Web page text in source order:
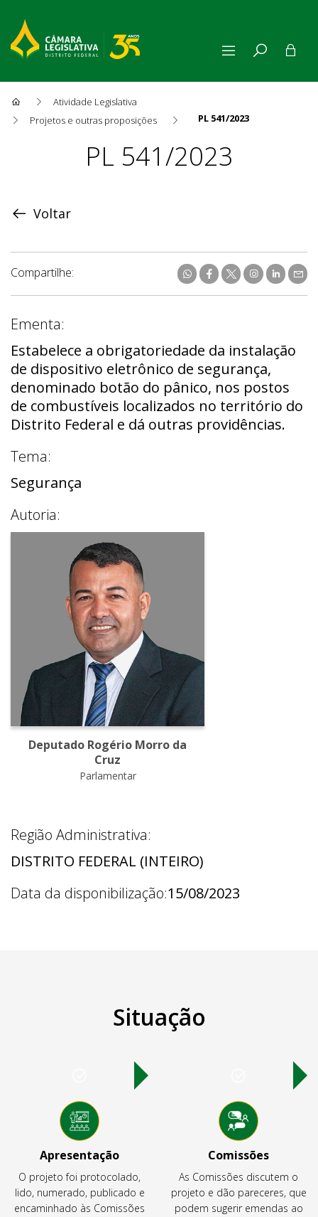
Atividade Legislativa
Projetos e outras proposições
PL 541/2023
ProposiçãoPL 541/2023
Voltar
Compartilhe:
Ementa:
Estabelece a obrigatoriedade da instalação
de dispositivo eletrônico de segurança,
denominado botão do pânico, nos postos
de combustíveis localizados no território do
Distrito Federal e dá outras providências.
Tema:
Segurança
Autoria:
Deputado Rogério Morro da
Cruz
Parlamentar
Região Administrativa:
DISTRITO FEDERAL (INTEIRO)
Data da disponibilização:15/08/2023
Situação
Apresentação
O projeto foi protocolado,
lido, numerado, publicado e
encaminhado às Comissões
Comissões
As Comissões discutem o
projeto e dão pareceres, que
podem sugerir emendas ao